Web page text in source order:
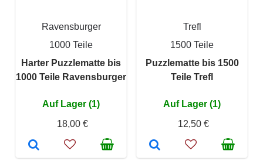
Ravensburger
1000 Teile
Harter Puzzlematte bis
1000 Teile Ravensburger
Auf Lager (1)
18,00 €
Trefl
1500 Teile
Puzzlematte bis 1500
Teile Trefl
Auf Lager (1)
12,50 €